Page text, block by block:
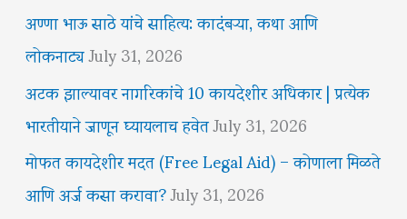
अण्णा भाऊ साठे यांचे साहित्य: कादंबऱ्या, कथा आणि
लोकनाट्यJuly 31, 2026
अटक झाल्यावर नागरिकांचे 10 कायदेशीर अधिकार | प्रत्येक
भारतीयाने जाणून घ्यायलाच हवेतJuly 31, 2026
मोफत कायदेशीर मदत (Free Legal Aid) – कोणाला मिळते
आणि अर्ज कसा करावा?July 31, 2026